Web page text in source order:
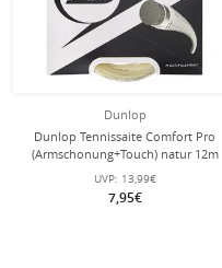
Dunlop
Dunlop Tennissaite Comfort Pro
(Armschonung+Touch) natur 12m
Set
UVP: 13,99€
7,95€